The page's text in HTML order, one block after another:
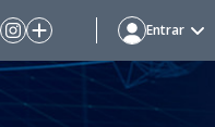
Entrar